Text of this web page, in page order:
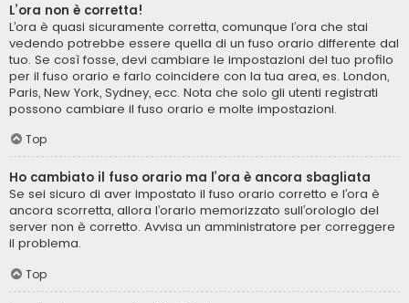
L’ora non è corretta!
L’ora è quasi sicuramente corretta, comunque l’ora che stai
vedendo potrebbe essere quella di un fuso orario differente dal
tuo. Se così fosse, devi cambiare le impostazioni del tuo profilo
per il fuso orario e farlo coincidere con la tua area, es. London,
Paris, New York, Sydney, ecc. Nota che solo gli utenti registrati
possono cambiare il fuso orario e molte impostazioni.
Top
Ho cambiato il fuso orario ma l’ora è ancora sbagliata
Se sei sicuro di aver impostato il fuso orario corretto e l’ora è
ancora scorretta, allora l’orario memorizzato sull’orologio del
server non è corretto. Avvisa un amministratore per correggere
il problema.
Top